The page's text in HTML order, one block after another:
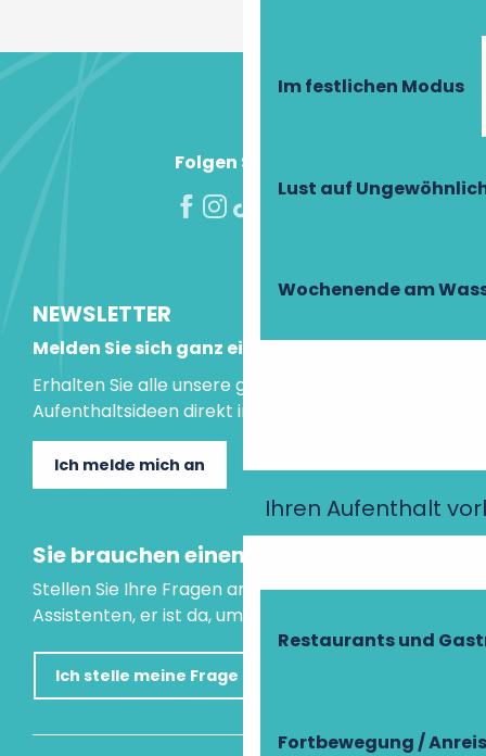
Im festlichen Modus
Lust auf
Wochenende am
Ihren Aufenthalt
Restaurants und
Fortbewegung /
Folgen Sie uns!
NEWSLETTER
Melden Sie sich ganz einfach an!
Erhalten Sie alle unsere guten Tipps und
Aufenthaltsideen direkt in Ihre Mailbox.
Ich melde mich an
Sie brauchen einen Rat?
Stellen Sie Ihre Fragen an unseren virtuellen
Assistenten, er ist da, um Ihnen zu helfen.
Ich stelle meine Frage